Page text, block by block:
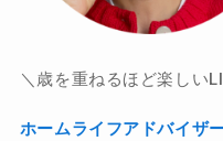
＼歳を重ねるほど楽しい
ホームライフアドバイザ